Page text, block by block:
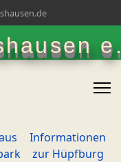
Informationen
zur Hüpfburg